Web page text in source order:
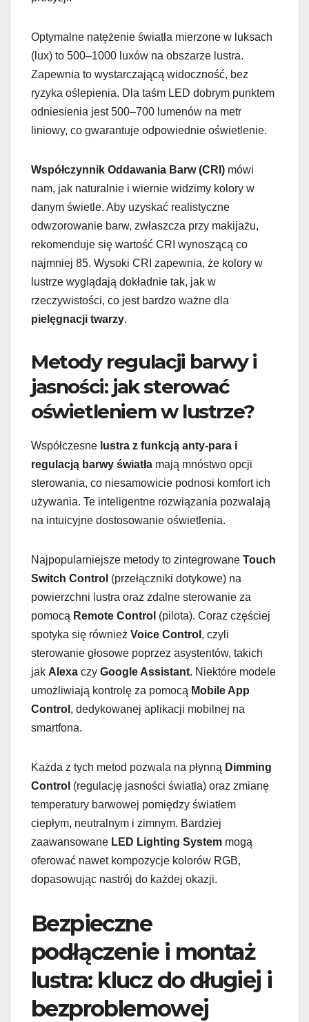
Optymalne natężenie światła mierzone w luksach
(lux) to 500–1000 luxów na obszarze lustra.
Zapewnia to wystarczającą widoczność, bez
ryzyka oślepienia. Dla taśm LED dobrym punktem
odniesienia jest 500–700 lumenów na metr
liniowy, co gwarantuje odpowiednie oświetlenie.
Współczynnik Oddawania Barw (CRI) mówi
nam, jak naturalnie i wiernie widzimy kolory w
danym świetle. Aby uzyskać realistyczne
odwzorowanie barw, zwłaszcza przy makijażu,
rekomenduje się wartość CRI wynoszącą co
najmniej 85. Wysoki CRI zapewnia, że kolory w
lustrze wyglądają dokładnie tak, jak w
rzeczywistości, co jest bardzo ważne dla
pielęgnacji twarzy.
Metody regulacji barwy i
jasności: jak sterować
oświetleniem w lustrze?
Współczesne lustra z funkcją anty-para i
regulacją barwy światła mają mnóstwo opcji
sterowania, co niesamowicie podnosi komfort ich
używania. Te inteligentne rozwiązania pozwalają
na intuicyjne dostosowanie oświetlenia.
Najpopularniejsze metody to zintegrowane Touch
Switch Control (przełączniki dotykowe) na
powierzchni lustra oraz zdalne sterowanie za
pomocą Remote Control (pilota). Coraz częściej
spotyka się również Voice Control , czyli
sterowanie głosowe poprzez asystentów, takich
jak Alexa czy Google Assistant. Niektóre modele
umożliwiają kontrolę za pomocą Mobile App
Control , dedykowanej aplikacji mobilnej na
smartfona.
Każda z tych metod pozwala na płynną Dimming
Control (regulację jasności światła) oraz zmianę
temperatury barwowej pomiędzy światłem
ciepłym, neutralnym i zimnym. Bardziej
zaawansowane LED Lighting System mogą
oferować nawet kompozycje kolorów RGB,
dopasowując nastrój do każdej okazji.
Bezpieczne
podłączenie i montaż
lustra: klucz do długiej i
bezproblemowej